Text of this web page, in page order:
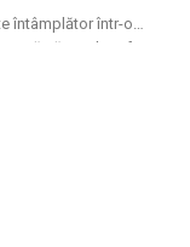
întâmplător într-o
căminul perfect